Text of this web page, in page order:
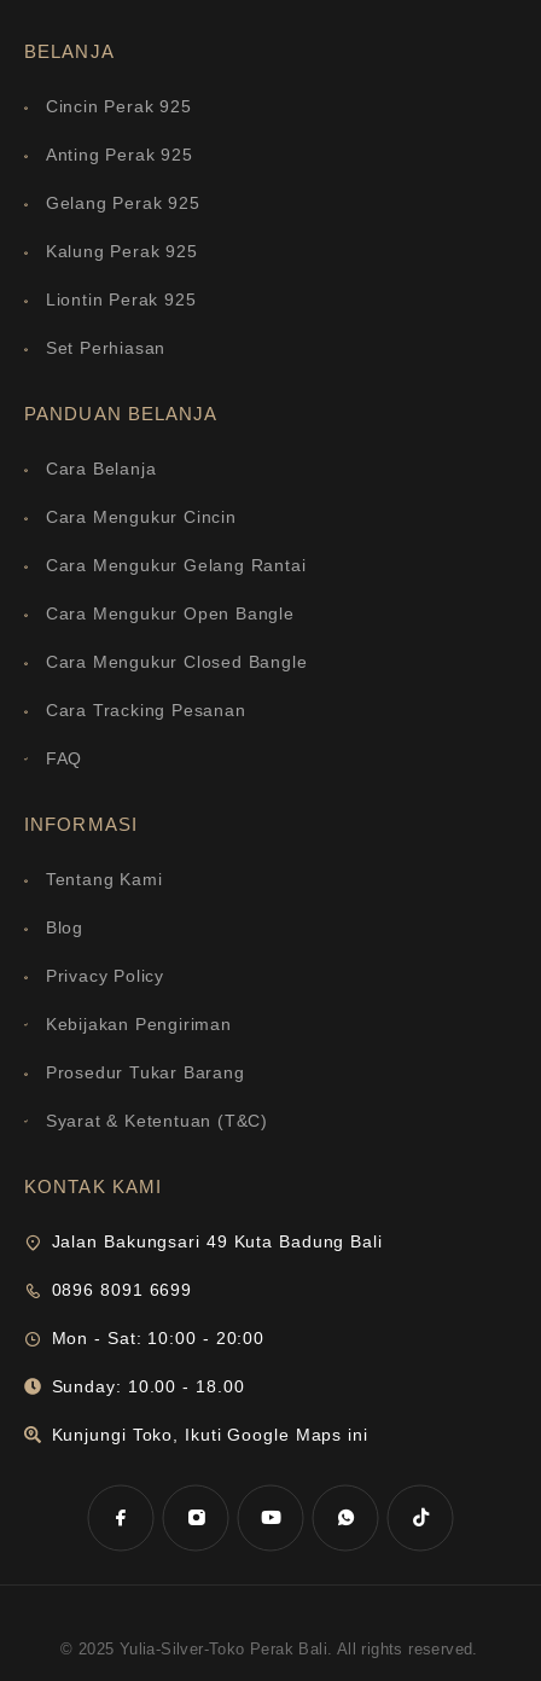
BELANJA
Cincin Perak 925
Anting Perak 925
Gelang Perak 925
Kalung Perak 925
Liontin Perak 925
Set Perhiasan
PANDUAN BELANJA
Cara Belanja
Cara Mengukur Cincin
Cara Mengukur Gelang Rantai
Cara Mengukur Open Bangle
Cara Mengukur Closed Bangle
Cara Tracking Pesanan
FAQ
INFORMASI
Tentang Kami
Blog
Privacy Policy
Kebijakan Pengiriman
Prosedur Tukar Barang
Syarat & Ketentuan (T&C)
KONTAK KAMI
Jalan Bakungsari 49 Kuta Badung Bali
0896 8091 6699
Mon - Sat: 10:00 - 20:00
Sunday: 10.00 - 18.00
Kunjungi Toko, Ikuti Google Maps ini
© 2025 Yulia-Silver-Toko Perak Bali. All rights reserved.